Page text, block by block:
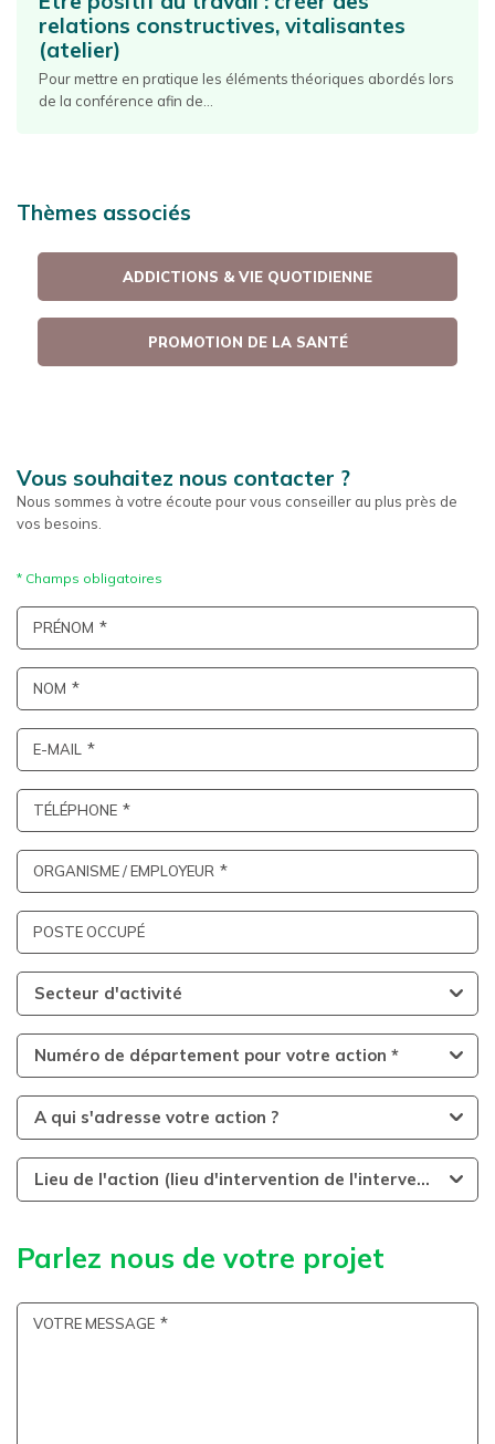
relations constructives, vitalisantes
(atelier)
Pour mettre en pratique les éléments théoriques abordés lors
de la conférence afin de...
Thèmes associés
ADDICTIONS & VIE QUOTIDIENNE
PROMOTION DE LA SANTÉ
Vous souhaitez nous contacter ?
Nous sommes à votre écoute pour vous conseiller au plus près de
vos besoins.
PRÉNOM
NOM
E-MAIL
TÉLÉPHONE
ORGANISME / EMPLOYEUR
POSTE OCCUPÉ
Secteur d'activité
Numéro de département pour votre action *
A qui s'adresse votre action ?
Lieu de l'action (lieu d'intervention de l'intervenant)
Parlez nous de votre projet
VOTRE MESSAGE